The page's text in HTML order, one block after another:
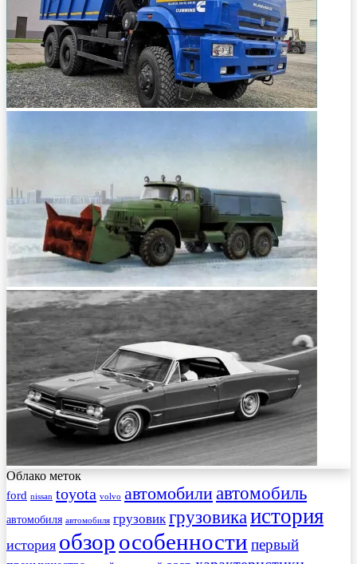
Облако меток
ford nissan toyota volvo автомобилиавтомобиль
автомобиля автомобиля грузовик грузовикаистория
история обзорособенности первый